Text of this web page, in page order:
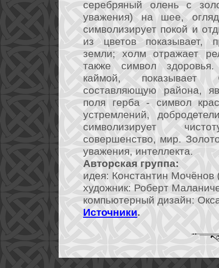
серебряный олень с
уважения) на шее,
символизирует покой и
из цветов показывает,
земли; холм отражает
также символ
каймой, показывает
составляющую района,
поля герба - символ
устремлений,
символизирует
совершенство, мир.
уважения, интеллекта.
Авторская группа:
идея: Константин Мочёнов
художник: Роберт
компьютерный дизайн:
Источники.